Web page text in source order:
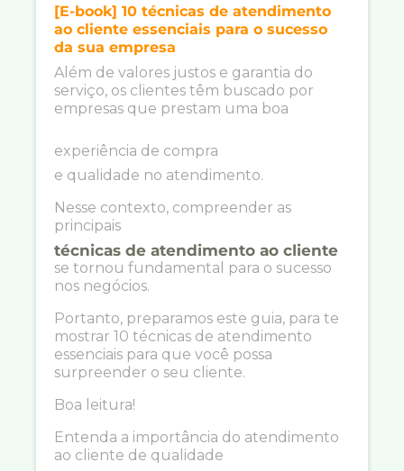
[E-book] 10 técnicas de atendimento
ao cliente essenciais para o sucesso
da sua empresa
Além de valores justos e garantia do
serviço, os clientes têm buscado por
empresas que prestam uma boa
experiência de compra
e qualidade no atendimento.
Nesse contexto, compreender as
principais
técnicas de atendimento ao cliente
se tornou fundamental para o sucesso
nos negócios.
Portanto, preparamos este guia, para te
mostrar 10 técnicas de atendimento
essenciais para que você possa
surpreender o seu cliente.
Boa leitura!
Entenda a importância do atendimento
ao cliente de qualidade